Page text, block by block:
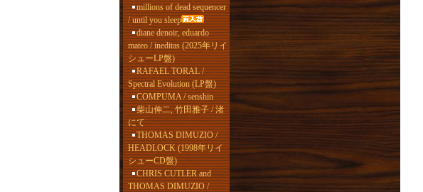
millions of dead sequencer
/ until you sleep
diane denoir, eduardo
mateo / ineditas (2025年リイ
シューLP盤)
RAFAEL TORAL /
Spectral Evolution (LP盤)
COMPUMA / senshin
柴山伸二, 竹田雅子 / 渚
にて
THOMAS DIMUZIO /
HEADLOCK (1998年リイ
シューCD盤)
CHRIS CUTLER and
THOMAS DIMUZIO /